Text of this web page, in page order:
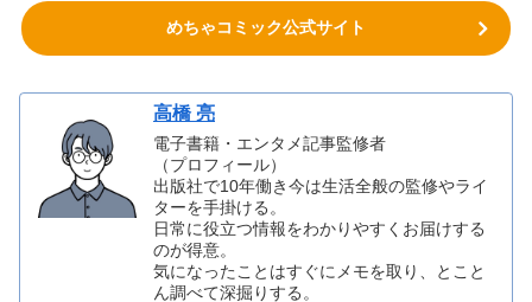
めちゃコミック公式サイト
高橋 亮
電子書籍・エンタメ記事監修者
（プロフィール）
出版社で10年働き今は生活全般の監修やライ
ターを手掛ける。
日常に役立つ情報をわかりやすくお届けする
のが得意。
気になったことはすぐにメモを取り、とこと
ん調べて深掘りする。